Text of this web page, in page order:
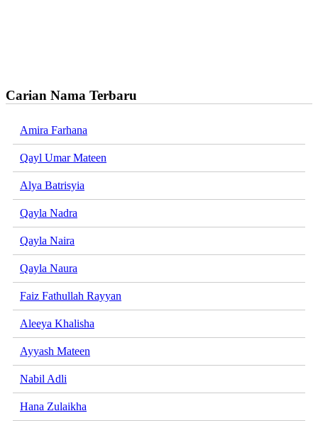
Carian Nama Terbaru
Amira Farhana
Qayl Umar Mateen
Alya Batrisyia
Qayla Nadra
Qayla Naira
Qayla Naura
Faiz Fathullah Rayyan
Aleeya Khalisha
Ayyash Mateen
Nabil Adli
Hana Zulaikha